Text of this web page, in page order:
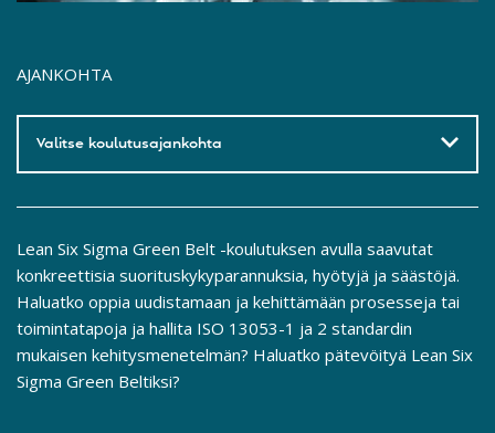
AJANKOHTA
Valitse koulutusajankohta
Lean Six Sigma Green Belt -koulutuksen avulla saavutat
konkreettisia suorituskykyparannuksia, hyötyjä ja säästöjä.
Haluatko oppia uudistamaan ja kehittämään prosesseja tai
toimintatapoja ja hallita ISO 13053-1 ja 2 standardin
mukaisen kehitysmenetelmän? Haluatko pätevöityä Lean Six
Sigma Green Beltiksi?